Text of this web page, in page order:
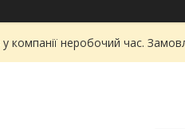
у компанії неробочий час.